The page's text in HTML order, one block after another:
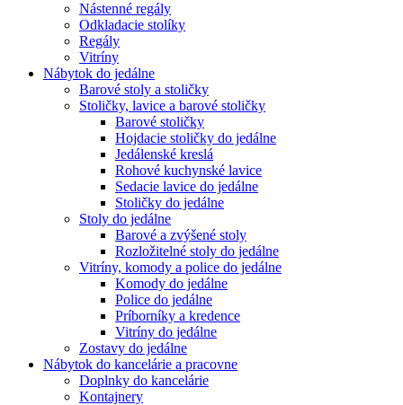
Nástenné regály
Odkladacie stolíky
Regály
Vitríny
Nábytok do jedálne
Barové stoly a stoličky
Stoličky, lavice a barové stoličky
Barové stoličky
Hojdacie stoličky do jedálne
Jedálenské kreslá
Rohové kuchynské lavice
Sedacie lavice do jedálne
Stoličky do jedálne
Stoly do jedálne
Barové a zvýšené stoly
Rozložitelné stoly do jedálne
Vitríny, komody a police do jedálne
Komody do jedálne
Police do jedálne
Príborníky a kredence
Vitríny do jedálne
Zostavy do jedálne
Nábytok do kancelárie a pracovne
Doplnky do kancelárie
Kontajnery